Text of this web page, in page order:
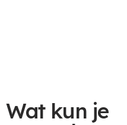
Wat kun je